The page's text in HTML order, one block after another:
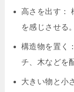
高さを出す：
を感じさせる。
構造物を置く
チ、木などを
大きい物と小